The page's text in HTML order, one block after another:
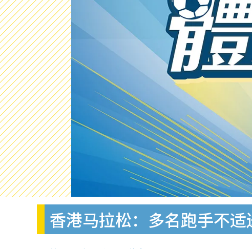
香港马拉松：多名跑手不